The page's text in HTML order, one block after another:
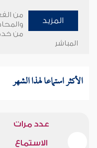
المزيد
من
من
المباشر
الأكثر استماعا لهذا الشهر
عدد مرات
الاستماع